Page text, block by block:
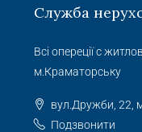
Служба
Всі опереції с
м.Краматорську
вул.Дружби, 22,
Подзвонити